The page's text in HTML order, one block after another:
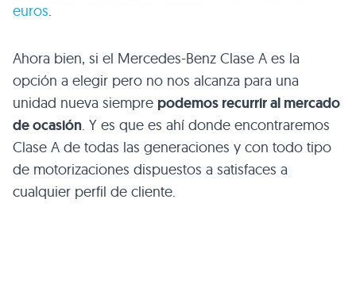
euros.
Ahora bien, si el Mercedes-Benz Clase A es la
opción a elegir pero no nos alcanza para una
unidad nueva siempre podemos recurrir al mercado
de ocasión. Y es que es ahí donde encontraremos
Clase A de todas las generaciones y con todo tipo
de motorizaciones dispuestos a satisfaces a
cualquier perfil de cliente.